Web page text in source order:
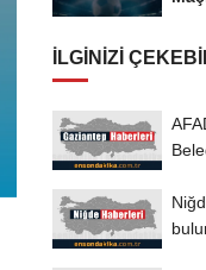
İLGINIZI